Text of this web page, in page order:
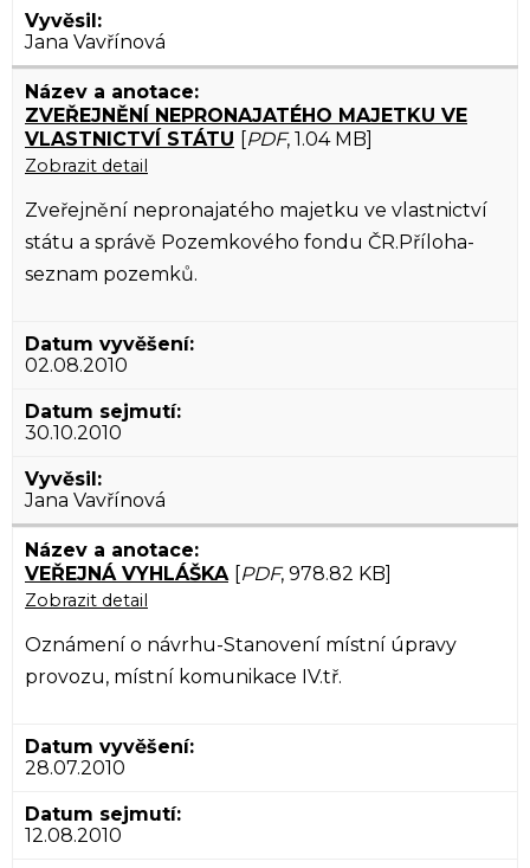
Jana Vavřínová
ZVEŘEJNĚNÍ NEPRONAJATÉHO MAJETKU VE
VLASTNICTVÍ STÁTU [PDF, 1.04 MB]
Zobrazit detail
Zveřejnění nepronajatého majetku ve vlastnictví
státu a správě Pozemkového fondu ČR.Příloha-
seznam pozemků.
02.08.2010
30.10.2010
Jana Vavřínová
VEŘEJNÁ VYHLÁŠKA [PDF, 978.82 KB]
Zobrazit detail
Oznámení o návrhu-Stanovení místní úpravy
provozu, místní komunikace IV.tř.
28.07.2010
12.08.2010